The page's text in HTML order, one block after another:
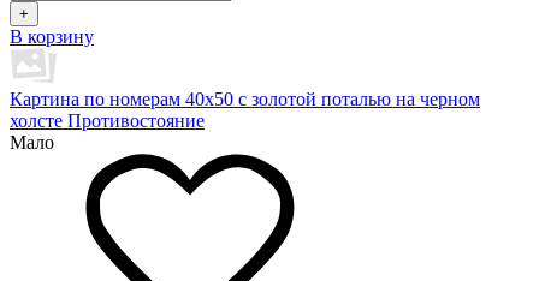
+
В корзину
Картина по номерам 40х50 с золотой поталью на черном
холсте Противостояние
Мало